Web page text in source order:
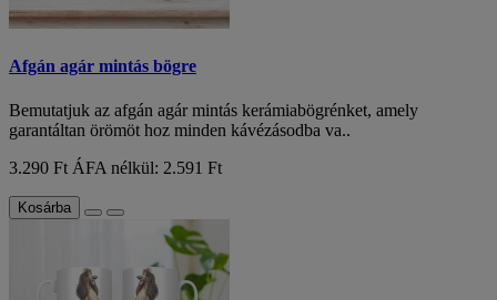
Afgán agár mintás bögre
Bemutatjuk az afgán agár mintás kerámiabögrénket, amely
garantáltan örömöt hoz minden kávézásodba va..
3.290 Ft ÁFA nélkül: 2.591 Ft
Kosárba